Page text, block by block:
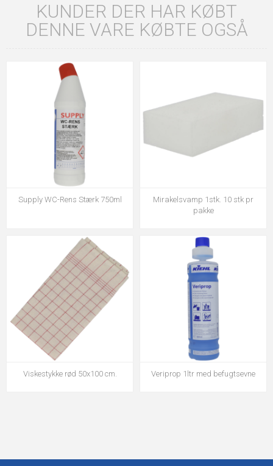
KUNDER DER HAR KØBT
DENNE VARE KØBTE OGSÅ
Supply WC-Rens Stærk 750ml
Mirakelsvamp 1stk. 10 stk pr
pakke
Viskestykke rød 50x100 cm. Veriprop 1ltr med befugtsevne